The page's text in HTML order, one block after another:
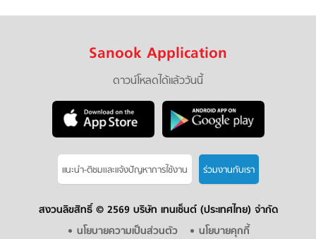
Sanook Application
ดาวน์โหลดได้แล้ววันนี้
แนะนำ-ติชมเเละแจ้งปัญหาการใช้งาน ร่วมงานกับเรา
สงวนลิขสิทธิ์ © 2569 บริษัท เทนเซ็นต์ (ประเทศไทย) จำกัด
นโยบายความเป็นส่วนตัว
นโยบายคุกกี้